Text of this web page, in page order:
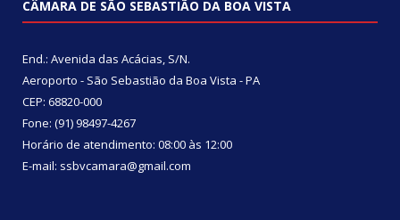
CÂMARA DE SÃO SEBASTIÃO DA BOA VISTA
End.: Avenida das Acácias, S/N.
Aeroporto - São Sebastião da Boa Vista - PA
CEP: 68820-000
Fone: (91) 98497-4267
Horário de atendimento: 08:00 às 12:00
E-mail: ssbvcamara@gmail.com